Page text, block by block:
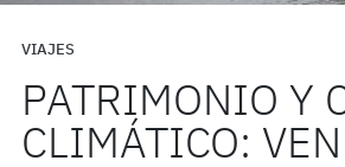
VIAJES
PATRIMONIO Y
CLIMÁTICO: